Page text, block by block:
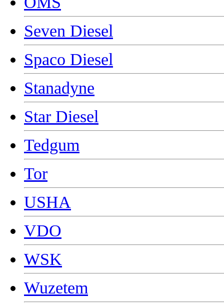
Seven Diesel
Spaco Diesel
Stanadyne
Star Diesel
Tedgum
Tor
USHA
VDO
WSK
Wuzetem